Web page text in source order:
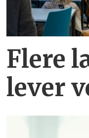
Flere
lever